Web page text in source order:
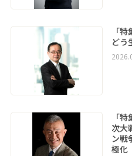
「
どう
「
次大
ン戦
極化